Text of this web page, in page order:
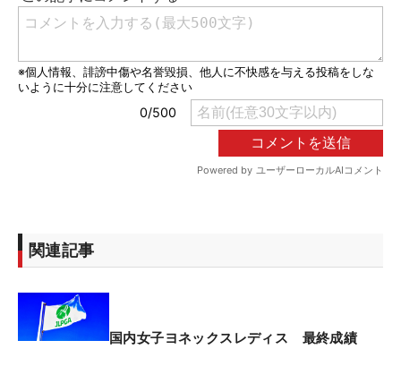
関連記事
国内女子ヨネックスレディス 最終成績